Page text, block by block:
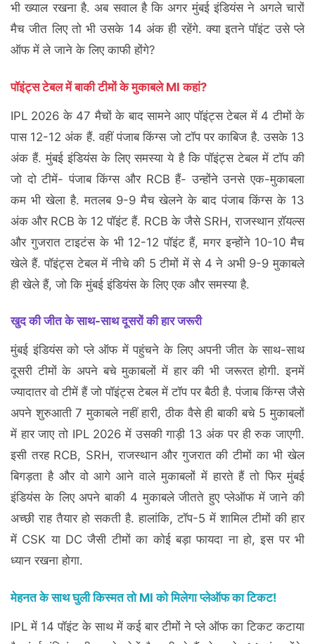
भी ख्याल रखना है. अब सवाल है कि अगर मुंबई इंडियंस ने अगले चारों
मैच जीत लिए तो भी उसके 14 अंक ही रहेंगे. क्या इतने पॉइंट उसे प्ले
ऑफ में ले जाने के लिए काफी होंगे?
पॉइंट्स टेबल में बाकी टीमों के मुकाबले MI कहां?
IPL 2026 के 47 मैचों के बाद सामने आए पॉइंट्स टेबल में 4 टीमों के
पास 12-12 अंक हैं. वहीं पंजाब किंग्स जो टॉप पर काबिज है. उसके 13
अंक हैं. मुंबई इंडियंस के लिए समस्या ये है कि पॉइंट्स टेबल में टॉप की
जो दो टीमें- पंजाब किंग्स और RCB हैं- उन्होंने उनसे एक-मुकाबला
कम भी खेला है. मतलब 9-9 मैच खेलने के बाद पंजाब किंग्स के 13
अंक और RCB के 12 पॉइंट हैं. RCB के जैसे SRH, राजस्थान ऱॉयल्स
और गुजरात टाइटंस के भी 12-12 पॉइंट हैं, मगर इन्होंने 10-10 मैच
खेले हैं. पॉइंट्स टेबल में नीचे की 5 टीमों में से 4 ने अभी 9-9 मुकाबले
ही खेले हैं, जो कि मुंबई इंडियंस के लिए एक और समस्या है.
खुद की जीत के साथ-साथ दूसरों की हार जरूरी
मुंबई इंडियंस को प्ले ऑफ में पहुंचने के लिए अपनी जीत के साथ-साथ
दूसरी टीमों के अपने बचे मुकाबलों में हार की भी जरूरत होगी. इनमें
ज्यादातर वो टीमें हैं जो पॉइंट्स टेबल में टॉप पर बैठी है. पंजाब किंग्स जैसे
अपने शुरुआती 7 मुकाबले नहीं हारी, ठीक वैसे ही बाकी बचे 5 मुकाबलों
में हार जाए तो IPL 2026 में उसकी गाड़ी 13 अंक पर ही रुक जाएगी.
इसी तरह RCB, SRH, राजस्थान और गुजरात की टीमों का भी खेल
बिगड़ता है और वो आगे आने वाले मुकाबलों में हारते हैं तो फिर मुंबई
इंडियंस के लिए अपने बाकी 4 मुकाबले जीतते हुए प्लेऑफ में जाने की
अच्छी राह तैयार हो सकती है. हालांकि, टॉप-5 में शामिल टीमों की हार
में CSK या DC जैसी टीमों का कोई बड़ा फायदा ना हो, इस पर भी
ध्यान रखना होगा.
मेहनत के साथ घुली किस्मत तो MI को मिलेगा प्लेऑफ का टिकट!
IPL में 14 पॉइंट के साथ में कई बार टीमों ने प्ले ऑफ का टिकट कटाया